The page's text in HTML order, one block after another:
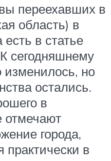
переехавших в
область) в
в статье
сегодняшнему
но
остались.
в
отмечают
города,
практически в